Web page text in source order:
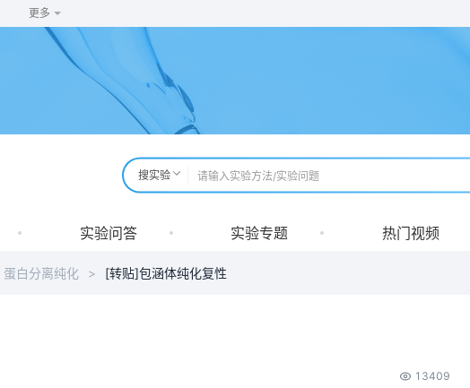
更多
搜实验
实验问答 实验专题 热门视频
蛋白分离纯化 > [转贴]包涵体纯化复性
13409